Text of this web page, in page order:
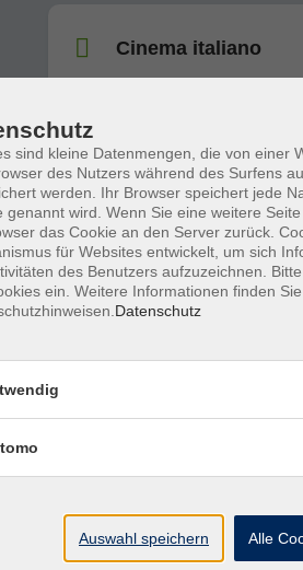
Cinema italiano
Canzoni italiane
Italiano - Club di
Ab dem Niveau B2 - Max.
Visita guidata al
maestro dei maestri
Italienisch A1 / A2
sind kleine Datenmengen, die von einer
des Nutzers während des Surfens
werden. Ihr Browser speichert jede
genannt wird. Wenn Sie eine weitere
das Cookie an den Server zurück.
für Websites entwickelt, um sich
des Benutzers aufzuzeichnen.
ein. Weitere Informationen finden
Datenschutz
Auswahl speichern Alle